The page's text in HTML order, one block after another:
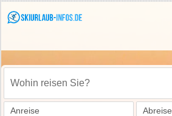
Wohin reisen Sie?
Anreise Abreise